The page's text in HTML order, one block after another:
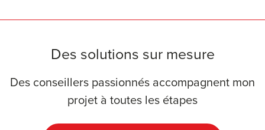
Des solutions sur mesure
Des conseillers passionnés accompagnent mon
projet à toutes les étapes